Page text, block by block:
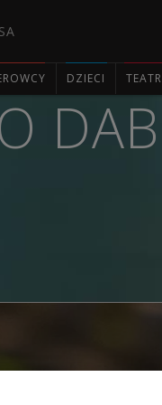
DZIECI TEATR
DAB